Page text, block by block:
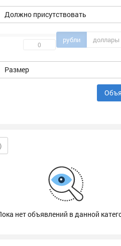
Должно присутствовать
рубли
нет объявлений в данной